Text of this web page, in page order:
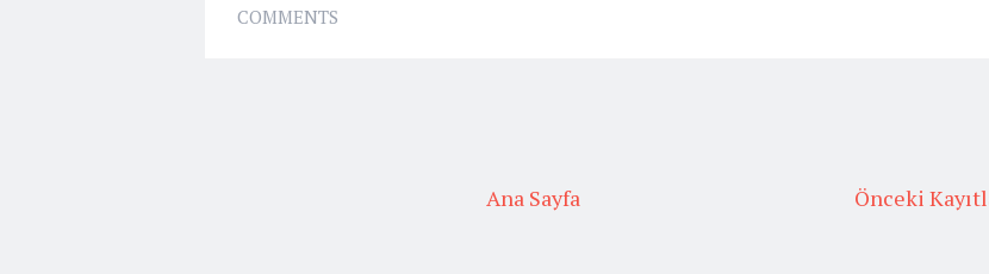
COMMENTS
Önceki
Ana Sayfa